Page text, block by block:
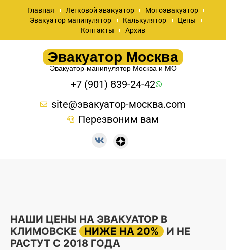
Главная Легковой эвакуатор
Мотоэвакуатор
Эвакуатор манипулятор
Калькулятор
Цены
Контакты
Архив
Эвакуатор Москва
Эвакуатор-манипулятор Москва и МО
+7 (901) 839-24-42
site@эвакуатор-москва.com
Перезвоним вам
НАШИ ЦЕНЫ НА ЭВАКУАТОР В
КЛИМОВСКЕ
НИЖЕ НА 20%
И НЕ
РАСТУТ С 2018 ГОДА